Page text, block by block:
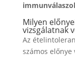
Milyen
vizsgálatnak
Az
számos előnye